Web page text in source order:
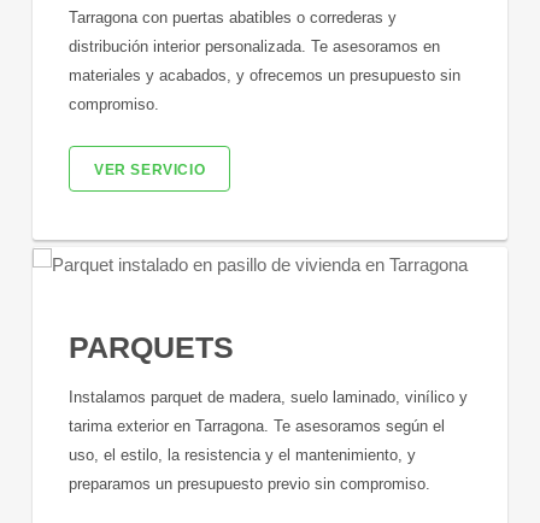
Tarragona con puertas abatibles o correderas y
distribución interior personalizada. Te asesoramos en
materiales y acabados, y ofrecemos un presupuesto sin
compromiso.
VER SERVICIO
PARQUETS
Instalamos parquet de madera, suelo laminado, vinílico y
tarima exterior en Tarragona. Te asesoramos según el
uso, el estilo, la resistencia y el mantenimiento, y
preparamos un presupuesto previo sin compromiso.